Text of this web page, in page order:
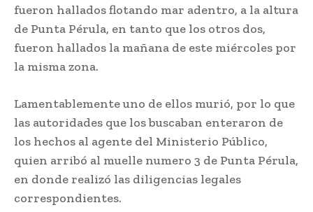
fueron hallados flotando mar adentro, a la altura
de Punta Pérula, en tanto que los otros dos,
fueron hallados la mañana de este miércoles por
la misma zona.
Lamentablemente uno de ellos murió, por lo que
las autoridades que los buscaban enteraron de
los hechos al agente del Ministerio Público,
quien arribó al muelle numero 3 de Punta Pérula,
en donde realizó las diligencias legales
correspondientes.